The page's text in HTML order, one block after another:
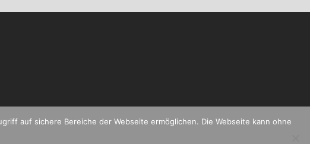
auf sichere Bereiche der Webseite ermöglichen. Die Webseite kann ohne